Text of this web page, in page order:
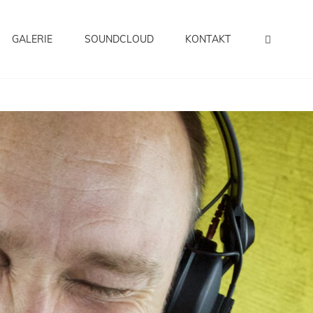
GALERIE SOUNDCLOUD KONTAKT